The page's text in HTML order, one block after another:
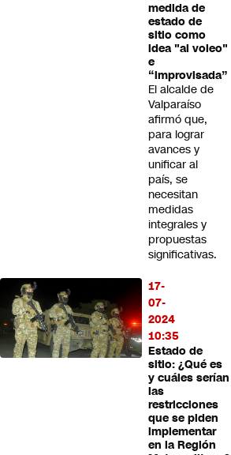
medida de
estado de
sitio como
idea "al voleo"
e
“improvisada”
El alcalde de
Valparaíso
afirmó que,
para lograr
avances y
unificar al
país, se
necesitan
medidas
integrales y
propuestas
significativas.
17-
07-
2024
10:35
Estado de
sitio: ¿Qué es
y cuáles serían
las
restricciones
que se piden
implementar
en la Región